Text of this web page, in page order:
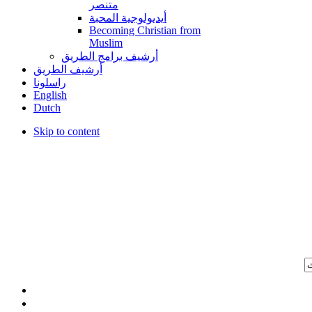
متنصر
أيديولوجية المحبة
Becoming Christian from
Muslim
أرشيف برامج الطريق
أرشيف الطريق
راسلونا
English
Dutch
Skip to content